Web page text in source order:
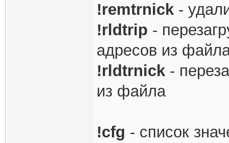
!remtrnick-
!rldtrip -
адресов из
!rldtrnick-
из файла
!cfg - список